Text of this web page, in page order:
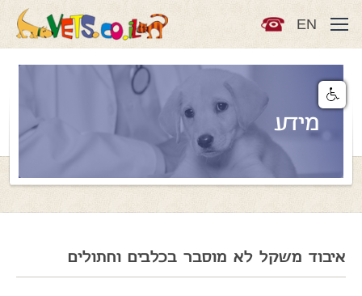
EN
מידע
איבוד משקל לא מוסבר בכלבים וחתולים